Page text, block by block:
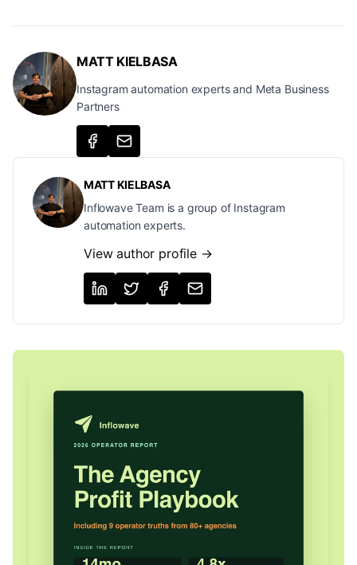
MATT KIELBASA
Instagram automation experts and Meta Business
Partners
MATT KIELBASA
Inflowave Team is a group of Instagram
automation experts.
View author profile →